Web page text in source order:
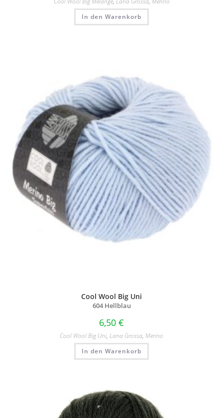
In den Warenkorb
Cool Wool Big Uni
604 Hellblau
6,50 €
Cool Wool Big Uni, Lana Grossa, Merino
In den Warenkorb